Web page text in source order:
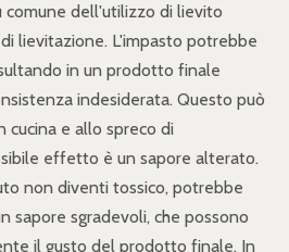
dell'utilizzo di lievito
lievitazione. L'impasto potrebbe
in un prodotto finale
indesiderata. Questo può
cucina e allo spreco di
effetto è un sapore alterato.
non diventi tossico, potrebbe
sapore sgradevoli, che possono
il gusto del prodotto finale. In